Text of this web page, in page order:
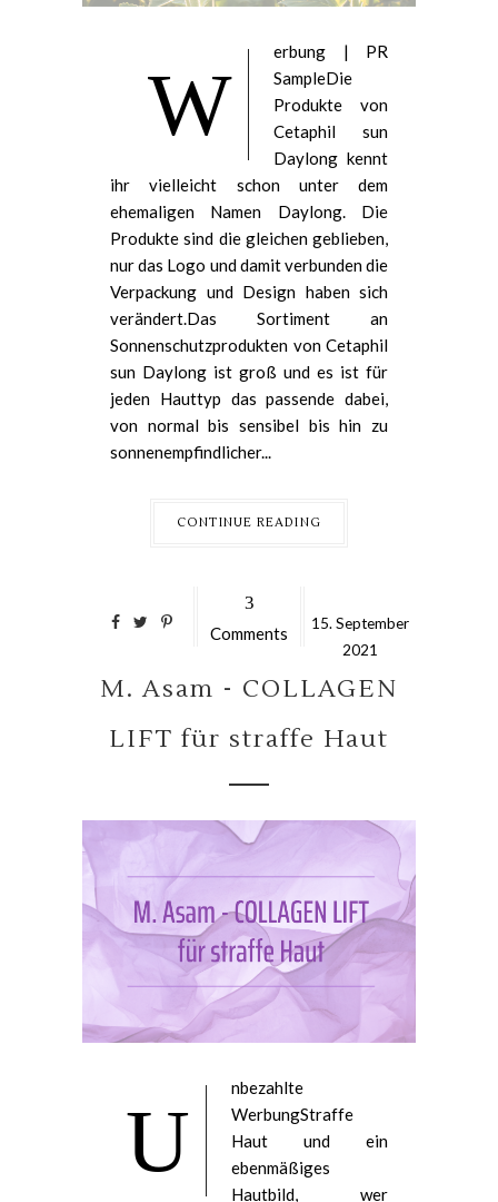
W
erbung | PR
SampleDie
Produkte von
Cetaphil sun
Daylong kennt
ihr vielleicht schon unter dem
ehemaligen Namen Daylong. Die
Produkte sind die gleichen geblieben,
nur das Logo und damit verbunden die
Verpackung und Design haben sich
verändert.Das Sortiment an
Sonnenschutzprodukten von Cetaphil
sun Daylong ist groß und es ist für
jeden Hauttyp das passende dabei,
von normal bis sensibel bis hin zu
sonnenempfindlicher...
CONTINUE READING
3
Comments 15.September
2021
M. Asam - COLLAGEN
LIFT für straffe Haut
U
nbezahlte
WerbungStraffe
Haut und ein
ebenmäßiges
Hautbild, wer